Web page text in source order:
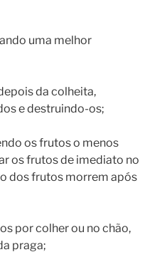
uma melhor
da colheita,
e destruindo-os;
os frutos o menos
os frutos de imediato no
dos frutos morrem após
por colher ou no chão,
praga;